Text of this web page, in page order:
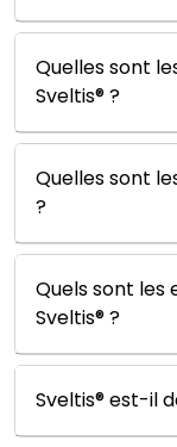
Quelles sont
Sveltis® ?
Quelles sont
?
Quels sont les
Sveltis® ?
Sveltis® est-il